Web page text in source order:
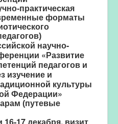
практическая
форматы
научно-
«Развитие
педагогов и
изучение и
культуры
Федерации»
(путевые